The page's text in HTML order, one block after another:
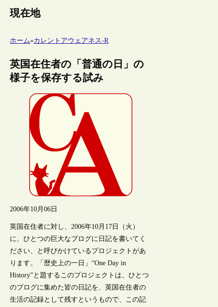
現在地
ホーム»カレントアウェアネス-R
英国在住者の「普通の日」の
様子を保存する試み
2006年10月06日
英国在住者に対し、2006年10月17日（火）
に、ひとつの巨大なブログに日記を書いてく
ださい、と呼びかけているプロジェクトがあ
ります。「歴史上の一日」“One Day in
History”と題するこのプロジェクトは、ひとつ
のブログに集めた皆の日記を、英国在住者の
生活の記録として残すというもので、この記